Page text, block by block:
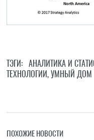
ТЭГИ: АНАЛИТИКА И
ТЕХНОЛОГИИ,УМНЫЙ ДОМ
ПОХОЖИЕ НОВОСТИ